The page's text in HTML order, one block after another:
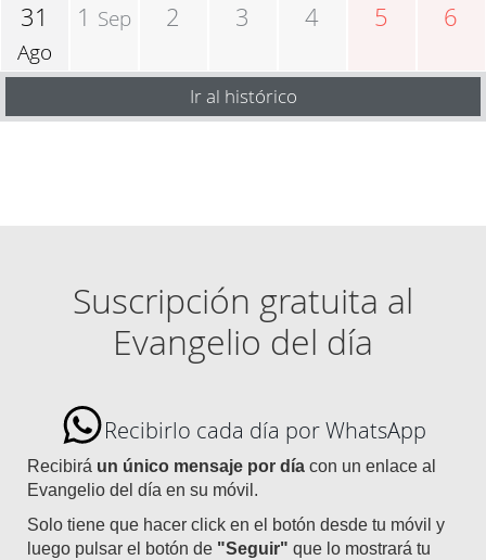
31
Ago
1 Sep 2 3 4 5 6
Ir al histórico
Suscripción gratuita al
Evangelio del día
Recibirlo cada día por WhatsApp
Recibirá un único mensaje por día con un enlace al
Evangelio del día en su móvil.
Solo tiene que hacer click en el botón desde tu móvil y
luego pulsar el botón de "Seguir" que lo mostrará tu